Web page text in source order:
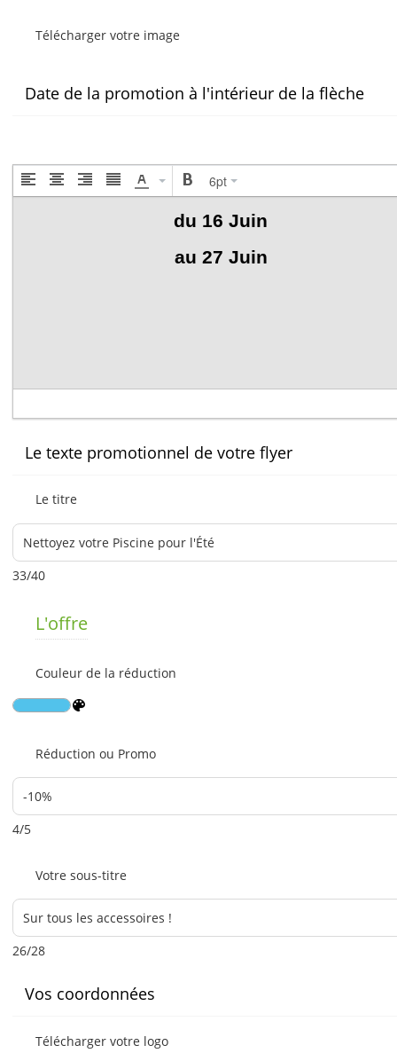
Télécharger votre image
Date de la promotion à l'intérieur de la flèche
6pt
Le texte promotionnel de votre flyer
Le titre
33/40
L'offre
Couleur de la réduction
Réduction ou Promo
4/5
Votre sous-titre
26/28
Vos coordonnées
Télécharger votre logo